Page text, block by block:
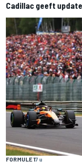
Cadillac geeft
FORMULE 17 u